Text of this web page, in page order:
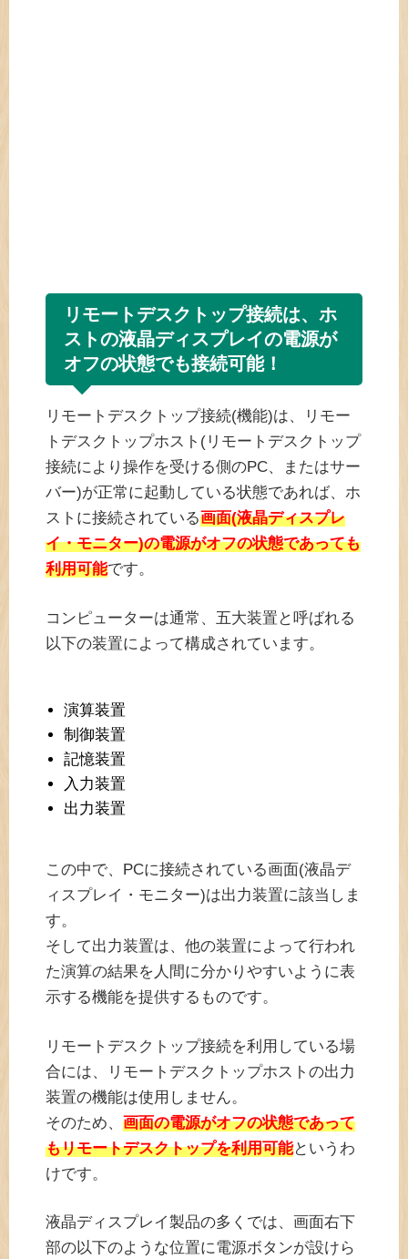
リモートデスクトップ接続は、ホ
ストの液晶ディスプレイの電源が
オフの状態でも接続可能！
リモートデスクトップ接続(機能)は、リモー
トデスクトップホスト(リモートデスクトップ
接続により操作を受ける側のPC、またはサー
バー)が正常に起動している状態であれば、ホ
ストに接続されている画面(液晶ディスプレ
イ・モニター)の電源がオフの状態であっても
利用可能です。
コンピューターは通常、五大装置と呼ばれる
以下の装置によって構成されています。
演算装置
制御装置
記憶装置
入力装置
出力装置
この中で、PCに接続されている画面(液晶デ
ィスプレイ・モニター)は出力装置に該当しま
す。
そして出力装置は、他の装置によって行われ
た演算の結果を人間に分かりやすいように表
示する機能を提供するものです。
リモートデスクトップ接続を利用している場
合には、リモートデスクトップホストの出力
装置の機能は使用しません。
そのため、 画面の電源がオフの状態であって
もリモートデスクトップを利用可能というわ
けです。
液晶ディスプレイ製品の多くでは、画面右下
部の以下のような位置に電源ボタンが設けら